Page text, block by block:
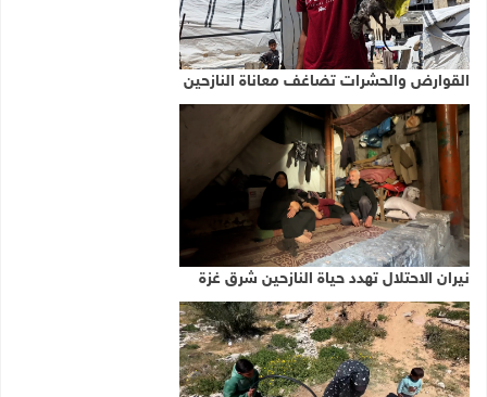
القوارض والحشرات تضاغف معاناة النازحين
نيران الاحتلال تهدد حياة النازحين شرق غزة